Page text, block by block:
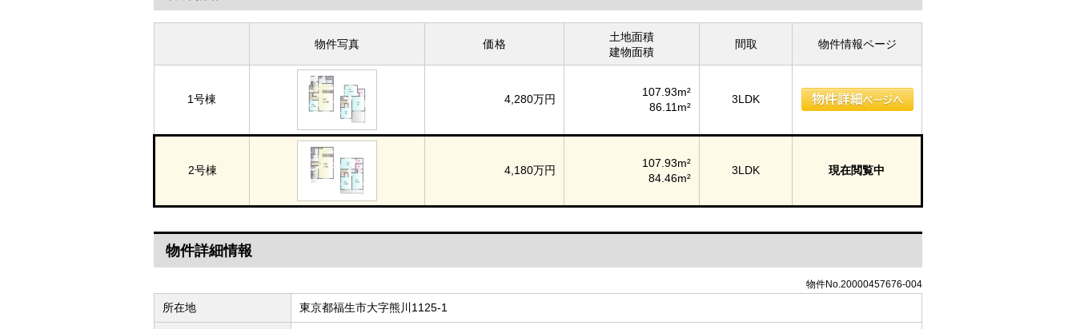
物件写真 価格
土地面積
建物面積
間取 物件情報ページ
1号棟 4,280万円
107.93m²
86.11m²
3LDK
2号棟 4,180万円
107.93m²
84.46m²
3LDK 現在閲覧中
物件詳細情報
物件No.20000457676-004
所在地 東京都福生市大字熊川1125-1